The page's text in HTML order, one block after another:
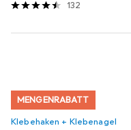
132
MENGENRABATT
Klebehaken + Klebenagel